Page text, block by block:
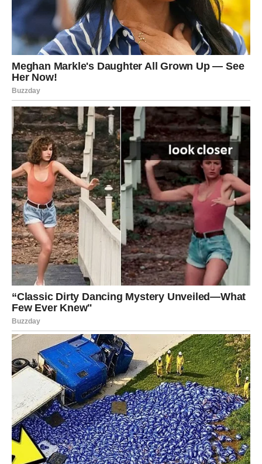
Strelac
Strelčevi danas mogu doživeti iznenadni susret koji će im
izmamiti osmeh. Neko nov ulazi u vaš život sa vedrom
energijom.
U vezi dolazi do spontanosti i lepih trenutaka.
Fatalna odluka: da li dajete šansu nečemu što dolazi bez
plana?
Jarac
Jarčevi danas dobijaju poruku koja ih može zateći. Osoba
koja je dugo bila distancirana sada pokazuje
interesovanje.
Zauzeti Jarčevi osećaju potrebu za dubljim povezivanjem
sa partnerom.
Fatalna odluka: da li skidate masku hladnoće i pokazujete
emocije?
Vodolija
Vodolije danas ulaze u energiju flerta i neobavezne
komunikacije koja može prerasti u nešto više. Moguće je
javljanje osobe iz prošlosti.
U vezi dolazi do razgovora koji donosi osveženje.